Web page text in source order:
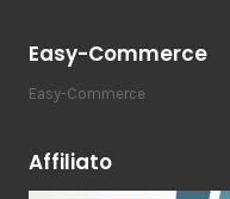
Easy-Commerce
Easy-Commerce
Affiliato